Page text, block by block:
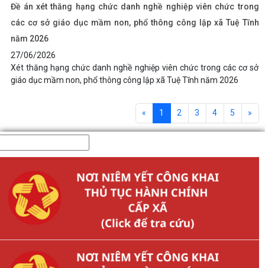
Đề án xét thăng hạng chức danh nghề nghiệp viên chức trong
các cơ sở giáo dục mầm non, phổ thông công lập xã Tuệ Tĩnh
năm 2026
27/06/2026
Xét thăng hạng chức danh nghề nghiệp viên chức trong các cơ sở
giáo dục mầm non, phổ thông công lập xã Tuệ Tĩnh năm 2026
« 1 2 3 4 5 »